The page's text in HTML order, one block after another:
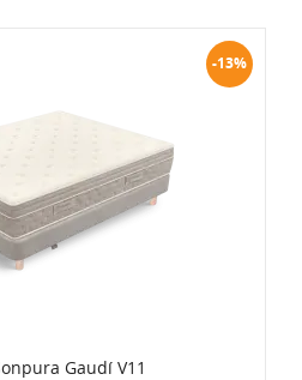
-13%
Gaudí V11